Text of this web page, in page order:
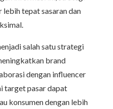
lebih tepat sasaran dan
salah satu strategi
brand
dengan influencer
target pasar dapat
konsumen dengan lebih